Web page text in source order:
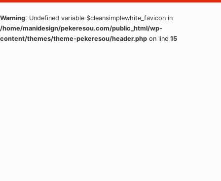
Warning: Undefined variable $cleansimplewhite_favicon in
/home/manidesign/pekeresou.com/public_html/wp-
content/themes/theme-pekeresou/header.php on line 15